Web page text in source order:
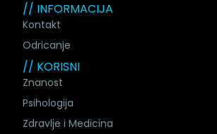
// INFORMACIJA
Kontakt
Odricanje
// KORISNI
Znanost
Psihologija
Zdravlje i Medicina